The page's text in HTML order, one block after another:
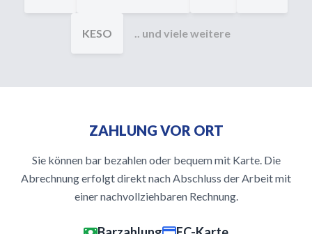
KESO .. und viele weitere
ZAHLUNG VOR ORT
Sie können bar bezahlen oder bequem mit Karte. Die
Abrechnung erfolgt direkt nach Abschluss der Arbeit mit
einer nachvollziehbaren Rechnung.